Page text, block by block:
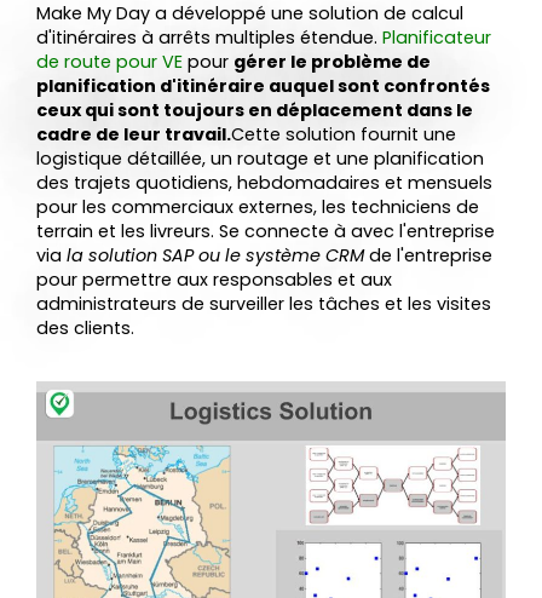
Make My Day a développé une solution de calcul
d'itinéraires à arrêts multiples étendue. Planificateur
de route pour VE pour gérer le problème de
planification d'itinéraire auquel sont confrontés
ceux qui sont toujours en déplacement dans le
cadre de leur travail.Cette solution fournit une
logistique détaillée, un routage et une planification
des trajets quotidiens, hebdomadaires et mensuels
pour les commerciaux externes, les techniciens de
terrain et les livreurs. Se connecte à avec l'entreprise
via la solution SAP ou le système CRMde l'entreprise
pour permettre aux responsables et aux
administrateurs de surveiller les tâches et les visites
des clients.